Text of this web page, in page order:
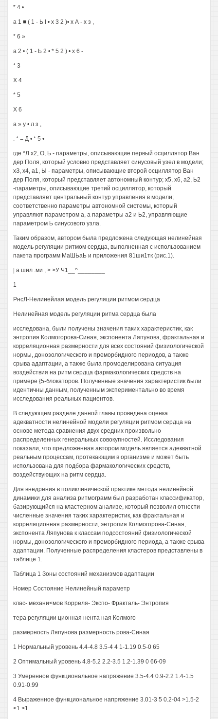
* 4 •
а 1 ■ ( 1 - Ь I • х 3 2 )• х А - х з ,
* 6 »
а 2 • ( 1 - Ь 2 • * 5 2 ) • х 6 -
* 3
X 4
* 5
X 6
а » у • л з ,
. * = Д • * 5 •
где *Л х2, О, Ь - параметры, описывающие первый осциллятор Ван
дер Поля, который условно представляет синусовый узел в модели;
хЗ, х4, а1, Ы - параметры, описывающие второй осциллятор Ван
дер Поля, который представляет автономный контур; х5, х6, а2, Ь2
-параметры, описывающие третий осциллятор, который
представляет центральный контур управления в модели;
соответственно параметры автономной системы, который
управляют параметром а, а параметры а2 и Ь2, управляющие
параметром Ь синусового узла.
Таким образом, автором была предложена следующая нелинейная
модель регуляции ритмом сердца, выполненная с использованием
пакета программ МаШЬаЬ и приложения 81ши1тк (рис.1).
| а шил .ми , > >У Ч1__^________
1
РнсЛ-Нелииейлая модель регуляции ритмом сердца
Нелинейная модель регуляции ритма сердца была
исследована, были получены значения таких характеристик, как
энтропия Колмогорова-Синая, экспонента Ляпунова, фрактальная и
корреляционная размерности для всех состояний физиологической
нормы, донозологического и преморбидного периодов, а также
срыва адаптации, а также была промоделирована ситуация
воздействия на ритм сердца фармакологических средств на
примере {5-блокаторов. Полученные значения характеристик были
идентичны данным, полученным экспериментально во время
исследования реальных пациентов.
В следующем разделе данной главы проведена оценка
адекватности нелинейной модели регуляции ритмом сердца на
основе метода сравнения двух средних произвольно
распределенных генеральных совокупностей. Исследования
показали, что предложенная автором модель является адекватной
реальным процессам, протекающим в организме и может быть
использована для подбора фармакологических средств,
воздействующих на ритм сердца.
Для внедрения в поликлинической практике метода нелинейной
динамики для анализа ритмограмм был разработан классификатор,
базирующийся на кластерном анализе, который позволил отнести
численные значения таких характеристик, как фрактальная и
корреляционная размерности, энтропия Колмогорова-Синая,
экспонента Ляпунова к классам подсостояний физиологической
нормы, донозологического и преморбидного периода, а также срыва
адаптации. Полученные распределения кластеров представлены в
таблице 1.
Таблица 1 Зоны состояний механизмов адаптации
Номер Состояние Нелинейный параметр
клас- механи<мов Корреля- Экспо- Фракталь- Энтропия
тера регуляции ционная нента ная Колмого-
размерность Ляпунова размерность рова-Синая
1 Нормальный уровень 4.4-4.8 3.5-4 4 1-1.19 0.5-0 65
2 Оптимальный уровень 4.8-5.2 2.2-3.5 1.2-1.39 0 66-09
3 Умеренное функциональное напряжение 3.5-4.4 0.9-2.2 1.4-1.5
0.91-0.99
4 Выраженное функциональное напряжение 3.01-3 5 0.2-04 >1.5-2
<1 >1